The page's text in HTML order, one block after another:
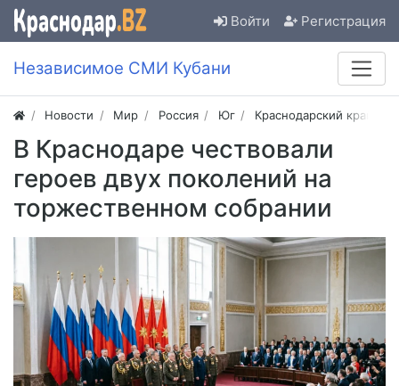
Войти Регистрация
Независимое СМИ Кубани
Новости Мир Россия Юг Краснодарский край
В Краснодаре чествовали
героев двух поколений на
торжественном собрании